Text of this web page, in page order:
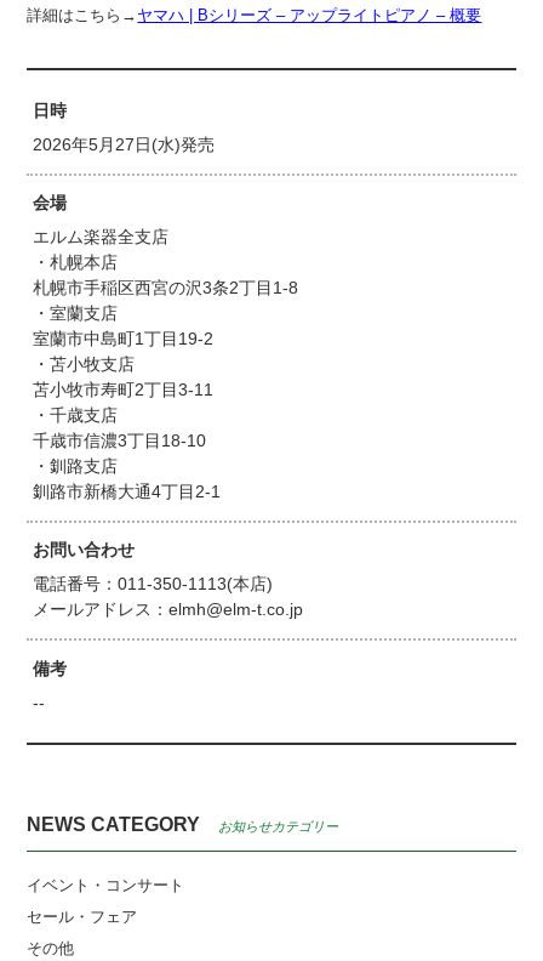
詳細はこちら→ ヤマハ | Bシリーズ – アップライトピアノ – 概要
日時
2026年5月27日(水)発売
会場
エルム楽器全支店
・札幌本店
札幌市手稲区西宮の沢3条2丁目1-8
・室蘭支店
室蘭市中島町1丁目19‐2
・苫小牧支店
苫小牧市寿町2丁目3‐11
・千歳支店
千歳市信濃3丁目18-10
・釧路支店
釧路市新橋大通4丁目2-1
お問い合わせ
電話番号：011-350-1113(本店)
メールアドレス：elmh@elm-t.co.jp
備考
--
NEWS CATEGORY お知らせカテゴリー
イベント・コンサート
セール・フェア
その他